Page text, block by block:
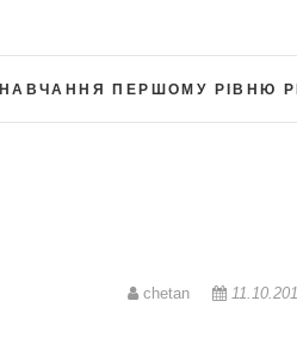
НАВЧАННЯ ПЕРШОМУ РІВНЮ
chetan